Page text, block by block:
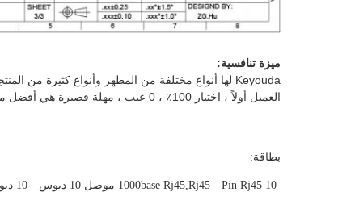
ميزة تنافسية:
Keyouda لها أنواع مختلفة من المظهر وأنواع كثيرة من المنتجات التخطيطية الداخلية ، عالية الجودة ،
العميل أولاً ، اختبار 100٪ ، 0 عيب ، مهلة قصيرة هي أفضل مزايانا
بطاقة:
10 Pin Rj45 1000base Rj45,rj45 موصل 10 دبوس 10 دبوس Rj45